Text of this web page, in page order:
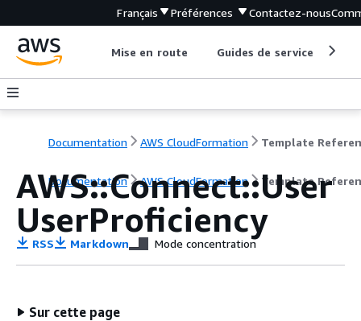
Français Préférences Contactez-nous
Mise en route Guides de service
Documentation AWS CloudFormation Template
Documentation AWS CloudFormation Template
AWS::Connect::User
UserProficiency
RSS Markdown Mode concentration
Sur cette page